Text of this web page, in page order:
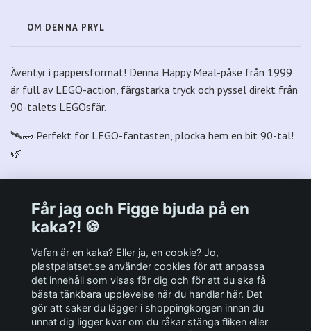
OM DENNA PRYL
Äventyr i pappersformat! Denna Happy Meal-påse från 1999
är full av LEGO-action, färgstarka tryck och pyssel direkt från
90-talets LEGOsfär.
🛰️🧱 Perfekt för LEGO-fantasten, plocka hem en bit 90-tal!
🌿
Andra viktiga länkar:
Sociala medier
Får jag och Figge bjuda på en
kaka?! 🍪
Vafan är en kaka? Eller ja, en cookie? Jo,
plastpalatset.se använder cookies för att anpassa
det innehåll som visas för dig och för att du ska få
bästa tänkbara upplevelse när du handlar här. Det
gör att saker du lägger i shoppingkorgen innan du
unnat dig ligger kvar om du råkar stänga fliken eller